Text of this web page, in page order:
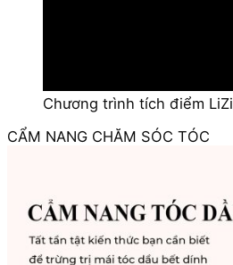
Chương trình tích điểm LiZi
CẨM NANG CHĂM SÓC TÓC